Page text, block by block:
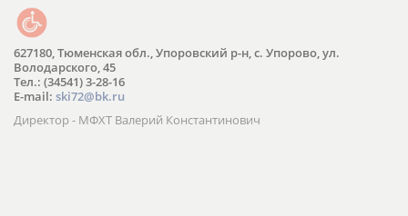
627180, Тюменская обл., Упоровский р-н, с. Упорово, ул.
Володарского, 45
Тел.: (34541) 3-28-16
E-mail: ski72@bk.ru
Директор - МФХТ Валерий Константинович